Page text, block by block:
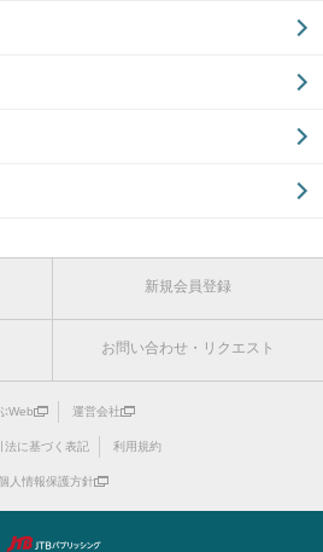
新規会員登録
お問い合わせ・リクエスト
Web 運営会社
法に基づく表記 利用規約
人情報保護方針